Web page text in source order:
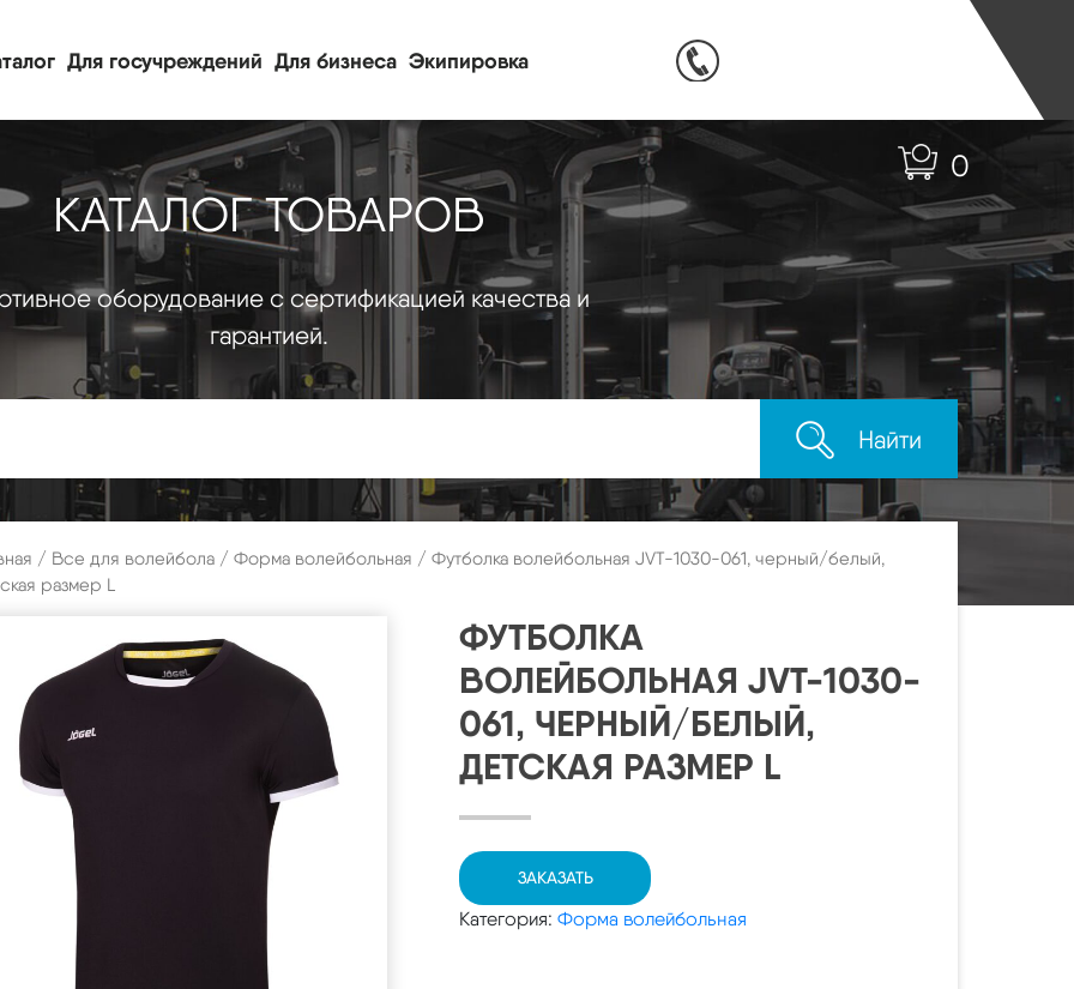
Для госучреждений Для бизнеса Экипировка
0
КАТАЛОГ ТОВАРОВ
оборудование с сертификацией качества и
гарантией.
Найти
/ Все для волейбола / Форма волейбольная / Футболка волейбольная JVT-1030-061, черный/белый,
размер L
ФУТБОЛКА
ВОЛЕЙБОЛЬНАЯ JVT-1030-
061, ЧЕРНЫЙ/БЕЛЫЙ,
ДЕТСКАЯ РАЗМЕР L
ЗАКАЗАТЬ
Категория: Форма волейбольная